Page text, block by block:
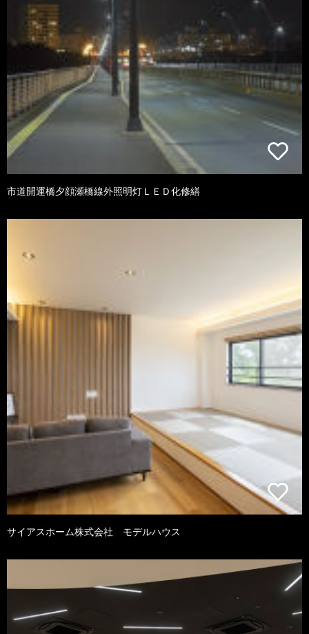
市道開運橋夕顔瀬橋線外照明灯ＬＥＤ化修繕
サイアスホーム株式会社 モデルハウス